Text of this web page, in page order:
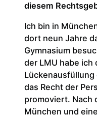
diesem
Ich bin in
dort neun Jahre
Gymnasium
der LMU habe ich
Lückenausfüllung
das Recht der
promoviert. Nach
München und